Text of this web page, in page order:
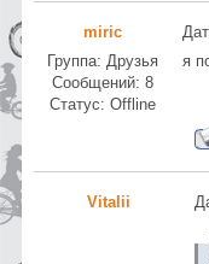
miric
Группа: Друзья
Сообщений: 8
Статус: Offline
я
Vitalii